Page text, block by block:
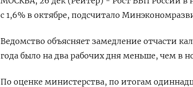
с 1,6% в октябре, подсчитало
Ведомство объясняет замедление отчасти
года было ​на два рабочих ⁠дня меньше, чем в
По оценке министерства, ⁠по итогам